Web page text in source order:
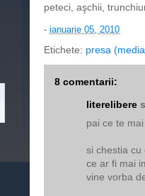
peteci, aşchii,
- ianuarie 05, 2010
Etichete: presa
8 comentarii:
literelibere
pai ce te
si chestia cu
ce ar fi mai
vine vorba